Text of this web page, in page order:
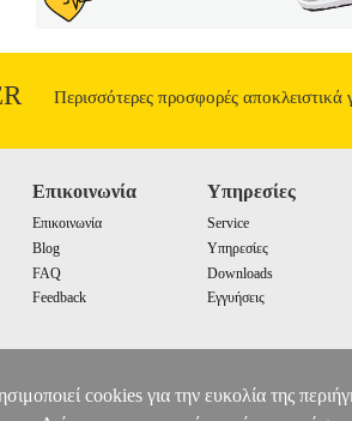
Περισσότερες προσφορές
Επικοινωνία
Επικοινωνία
Blog
FAQ
Feedback
Υπηρεσίες
Service
Υπηρεσίες
Downloads
Εγγυήσεις
cookies για την ευκολία της